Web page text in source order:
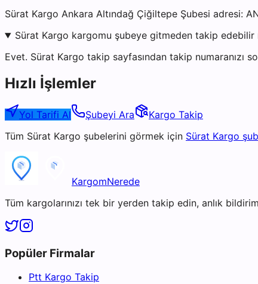
Sürat Kargo Ankara Altındağ Çiğiltepe Şubesi adresi:
Sürat Kargo kargomu şubeye gitmeden takip edebilir
Evet. Sürat Kargo takip sayfasından takip numaranızı
Hızlı İşlemler
Yol Tarifi Al Şubeyi Ara
Kargo Takip
Tüm Sürat Kargo şubelerini görmek için Sürat Kargo
KargomNerede
Tüm kargolarınızı tek bir yerden takip edin, anlık
Popüler Firmalar
Ptt Kargo Takip